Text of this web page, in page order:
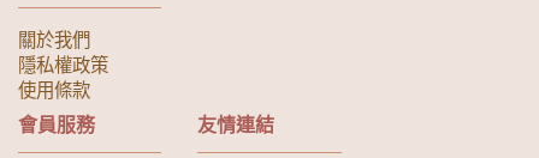
關於我們
隱私權政策
使用條款
會員服務 友情連結